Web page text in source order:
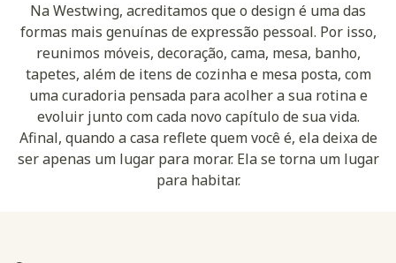
Na Westwing, acreditamos que o design é uma das
formas mais genuínas de expressão pessoal. Por isso,
reunimos móveis, decoração, cama, mesa, banho,
tapetes, além de itens de cozinha e mesa posta, com
uma curadoria pensada para acolher a sua rotina e
evoluir junto com cada novo capítulo de sua vida.
Afinal, quando a casa reflete quem você é, ela deixa de
ser apenas um lugar para morar. Ela se torna um lugar
para habitar.